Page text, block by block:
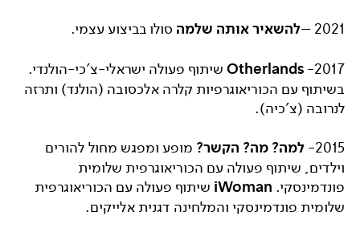
2021 – להשאיר אותה שלמה סולו בביצוע עצמי.
2017-
Otherlands שיתוף פעולה ישראלי-צ'כי-הולנדי.
בשיתוף עם הכוריאוגרפיות קלרה אלכסובה (הולנד) ותרזה
לנרובה (צ'כיה).
2015- למה? מה? הקשר? מופע ומפגש מחול להורים
וילדים, שיתוף פעולה עם הכוריאוגרפית שלומית
פונדמינסקי. iWoman שיתוף פעולה עם הכוריאוגרפית
שלומית פונדמינסקי והמלחינה דגנית אלייקים.